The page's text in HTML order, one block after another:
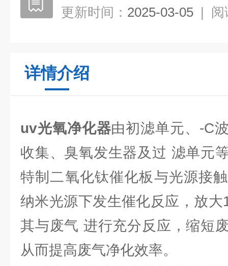
更新时间： 2025-03-05 | 阅
详情介绍
uv光氧净化器由初滤单元、-C
收集、臭氧发生器及过 滤单元
特制二氧化钛催化板与光源接
纳米光源下发生催化反应，放
其与废气 进行充分反应，缩短
从而提高废气净化效率。